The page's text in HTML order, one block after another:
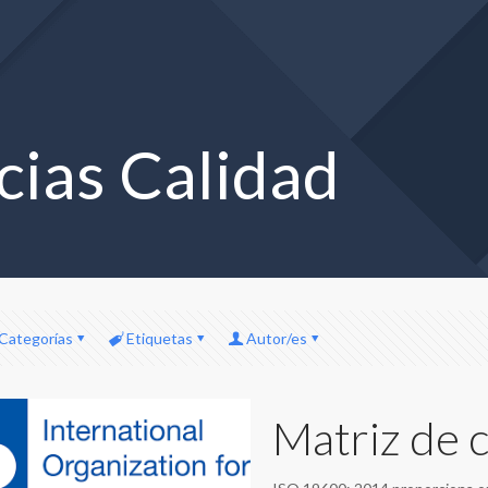
Calidad
Etiquetas Autor/es
Matriz de